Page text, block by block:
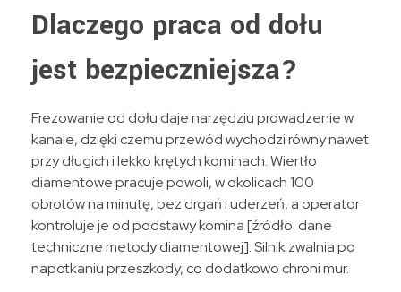
Dlaczego praca od dołu
jest bezpieczniejsza?
Frezowanie od dołu daje narzędziu prowadzenie w
kanale, dzięki czemu przewód wychodzi równy nawet
przy długich i lekko krętych kominach. Wiertło
diamentowe pracuje powoli, w okolicach 100
obrotów na minutę, bez drgań i uderzeń, a operator
kontroluje je od podstawy komina [źródło: dane
techniczne metody diamentowej]. Silnik zwalnia po
napotkaniu przeszkody, co dodatkowo chroni mur.